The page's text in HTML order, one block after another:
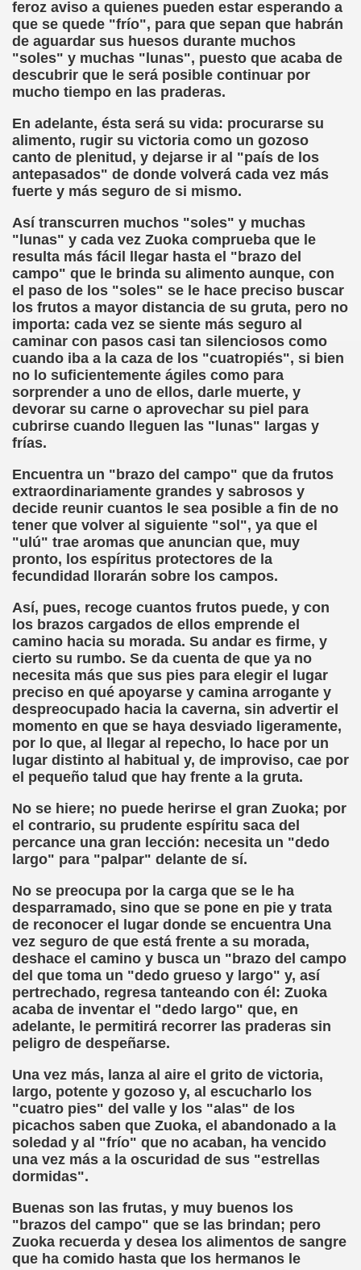
feroz aviso a quienes pueden estar esperando a
que se quede "frío", para que sepan que habrán
de aguardar sus huesos durante muchos
"soles" y muchas "lunas", puesto que acaba de
descubrir que le será posible continuar por
mucho tiempo en las praderas.
En adelante, ésta será su vida: procurarse su
alimento, rugir su victoria como un gozoso
canto de plenitud, y dejarse ir al "país de los
antepasados" de donde volverá cada vez más
fuerte y más seguro de si mismo.
Así transcurren muchos "soles" y muchas
"lunas" y cada vez Zuoka comprueba que le
resulta más fácil llegar hasta el "brazo del
campo" que le brinda su alimento aunque, con
el paso de los "soles" se le hace preciso buscar
los frutos a mayor distancia de su gruta, pero no
importa: cada vez se siente más seguro al
caminar con pasos casi tan silenciosos como
cuando iba a la caza de los "cuatropiés", si bien
no lo suficientemente ágiles como para
sorprender a uno de ellos, darle muerte, y
devorar su carne o aprovechar su piel para
cubrirse cuando lleguen las "lunas" largas y
frías.
Encuentra un "brazo del campo" que da frutos
extraordinariamente grandes y sabrosos y
decide reunir cuantos le sea posible a fin de no
tener que volver al siguiente "sol", ya que el
"ulú" trae aromas que anuncian que, muy
pronto, los espíritus protectores de la
fecundidad llorarán sobre los campos.
Así, pues, recoge cuantos frutos puede, y con
los brazos cargados de ellos emprende el
camino hacia su morada. Su andar es firme, y
cierto su rumbo. Se da cuenta de que ya no
necesita más que sus pies para elegir el lugar
preciso en qué apoyarse y camina arrogante y
despreocupado hacia la caverna, sin advertir el
momento en que se haya desviado ligeramente,
por lo que, al llegar al repecho, lo hace por un
lugar distinto al habitual y, de improviso, cae por
el pequeño talud que hay frente a la gruta.
No se hiere; no puede herirse el gran Zuoka; por
el contrario, su prudente espíritu saca del
percance una gran lección: necesita un "dedo
largo" para "palpar" delante de sí.
No se preocupa por la carga que se le ha
desparramado, sino que se pone en pie y trata
de reconocer el lugar donde se encuentra Una
vez seguro de que está frente a su morada,
deshace el camino y busca un "brazo del campo
del que toma un "dedo grueso y largo" y, así
pertrechado, regresa tanteando con él: Zuoka
acaba de inventar el "dedo largo" que, en
adelante, le permitirá recorrer las praderas sin
peligro de despeñarse.
Una vez más, lanza al aire el grito de victoria,
largo, potente y gozoso y, al escucharlo los
"cuatro pies" del valle y los "alas" de los
picachos saben que Zuoka, el abandonado a la
soledad y al "frío" que no acaban, ha vencido
una vez más a la oscuridad de sus "estrellas
dormidas".
Buenas son las frutas, y muy buenos los
"brazos del campo" que se las brindan; pero
Zuoka recuerda y desea los alimentos de sangre
que ha comido hasta que los hermanos le
torres)
de Papel (José Molina Torres)
Reunión de Semáforos (José Molina Torres)
Pelayo, Jesús Montoro y Espido Freire)
El País, 12 de Mayo de 1990 (Antonio Muñoz Molina)
Gayoso)
Valdes)
Adolfo Bécquer)
Amicis)
Caminantes, Cuento LIII (Juan de Timoneda)
Hesse)
(Saúl Orea Mateo)
Cecilia Bohl de Faber)
XXXIV (Infante Don Juan Manuel)
Bayé)
(Enric Bayé)
Gila)
Casona)
(Roberto Enjuto)